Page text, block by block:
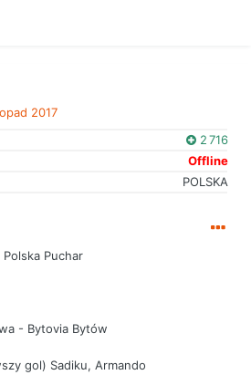
2017
2 716
Offline
POLSKA
Polska Puchar
- Bytovia Bytów
gol) Sadiku, Armando